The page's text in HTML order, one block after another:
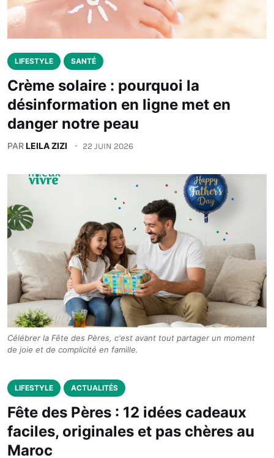
LIFESTYLE SANTÉ
Crème solaire : pourquoi la
désinformation en ligne met en
danger notre peau
PARLEILA ZIZI 22 JUIN 2026
Célébrer la Fête des Pères, c'est avant tout partager un moment
de joie et de complicité en famille.
LIFESTYLE ACTUALITÉS
Fête des Pères : 12 idées cadeaux
faciles, originales et pas chères au
Maroc